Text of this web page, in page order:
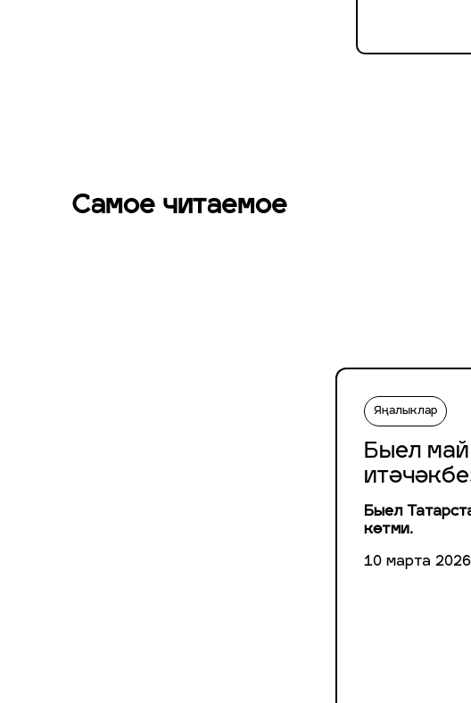
Самое читаемое
Яңалыклар
Быел
Быел
көтми.
10 марта